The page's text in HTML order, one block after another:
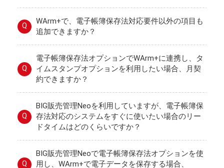
Q
WArm+で、電子帳簿保存法対応要件以外の項目も
追加できますか？
Q
電子帳簿保存法オプションでWArm+に連携し、タ
イムスタンプオプションを利用したい場合、月契
約できますか？
Q
BIG販売管理Neoを利用していますが、電子帳簿保
存法対応のシステムをすぐに使いたい場合のリー
ドタイムはどのくらいですか？
Q
BIG販売管理Neoで電子帳簿保存法オプションを使
用し、WArm+で電子データを保存する場合、